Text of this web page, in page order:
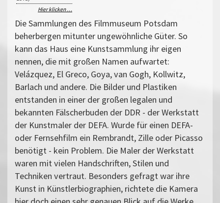
Hier klicken …
Die Sammlungen des Filmmuseum Potsdam
beherbergen mitunter ungewöhnliche Güter. So
kann das Haus eine Kunstsammlung ihr eigen
nennen, die mit großen Namen aufwartet:
Velázquez, El Greco, Goya, van Gogh, Kollwitz,
Barlach und andere. Die Bilder und Plastiken
entstanden in einer der großen legalen und
bekannten Fälscherbuden der DDR - der Werkstatt
der Kunstmaler der DEFA. Wurde für einen DEFA-
oder Fernsehfilm ein Rembrandt, Zille oder Picasso
benötigt - kein Problem. Die Maler der Werkstatt
waren mit vielen Handschriften, Stilen und
Techniken vertraut. Besonders gefragt war ihre
Kunst in Künstlerbiographien, richtete die Kamera